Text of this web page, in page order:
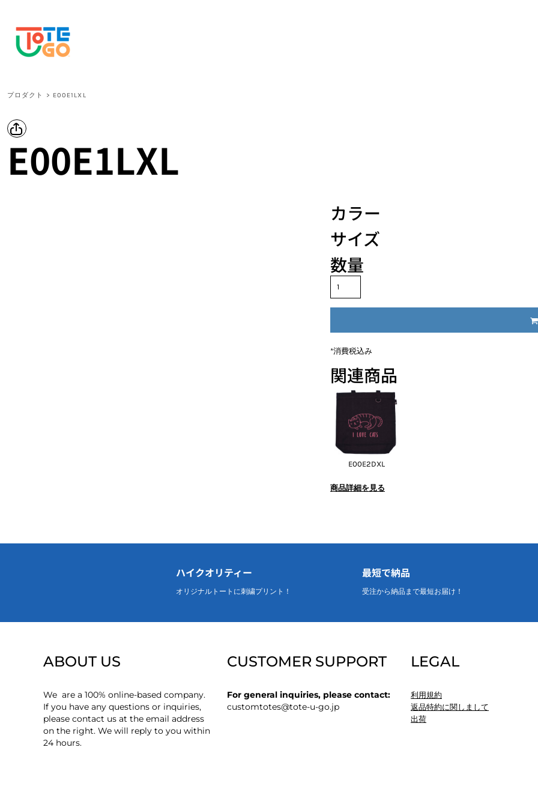
プロダクト > E00E1LXL
E00E1LXL
カラー
サイズ
数量
*消費税込み
関連商品
E00E2DXL
商品詳細を見る
ハイクオリティー
オリジナルトートに刺繍プリント！
最短で納品
受注から納品まで最短お届け！
ABOUT US
We are a 100% online-based company.
If you have any questions or inquiries,
please contact us at the email address
on the right. We will reply to you within
24 hours.
CUSTOMER SUPPORT
For general inquiries, please contact:
customtotes@tote-u-go.jp
LEGAL
利用規約
返品特約に関しまして
出荷
ログイン
新規会員登録